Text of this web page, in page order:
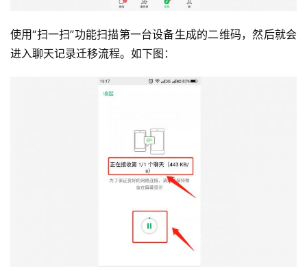
使用“扫一扫”功能扫描第一台设备生成的二维码，然后就会
进入聊天记录迁移流程。如下图：